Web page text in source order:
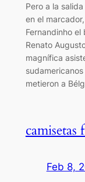
Pero a la
en el
Fernandinho
Renato
magnífica
metieron a
camisetas
Feb 8,